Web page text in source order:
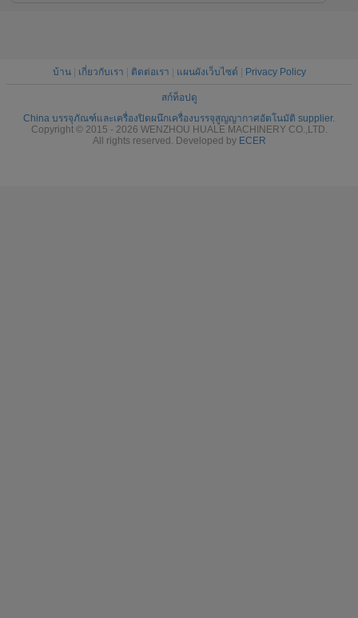
บ้าน| เกี่ยวกับเรา ติดต่อเรา แผนผังเว็บไซต์ Privacy Policy
สก์ท็อปดู
China บรรจุภัณฑ์และเครื่องปิดผนึกเครื่องบรรจุสูญญากาศอัตโนมัติ supplier.
Copyright © 2015 - 2026 WENZHOU HUALE MACHINERY CO.,LTD.
All rights reserved. Developed by ECER